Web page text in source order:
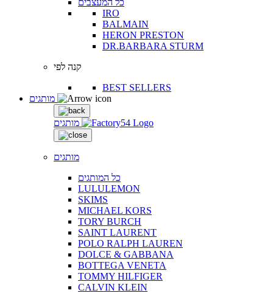
IRO
BALMAIN
HERON PRESTON
DR.BARBARA STURM
קנה לפי
BEST SELLERS
מותגים
מותגים
כל המותגים
LULULEMON
SKIMS
MICHAEL KORS
TORY BURCH
SAINT LAURENT
POLO RALPH LAUREN
DOLCE & GABBANA
BOTTEGA VENETA
TOMMY HILFIGER
CALVIN KLEIN